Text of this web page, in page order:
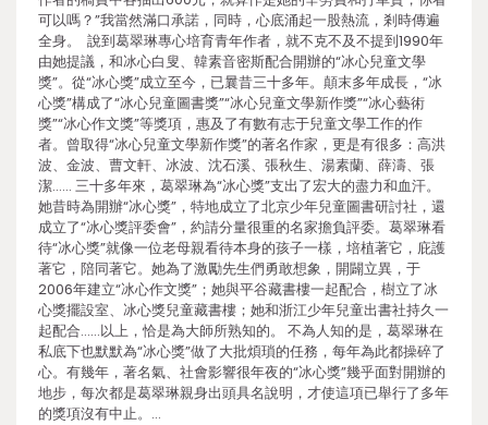
可以嗎？”我當然滿口承諾，同時，心底涌起一股熱流，剎時傳遍
全身。 說到葛翠琳專心培育青年作者，就不克不及不提到1990年
由她提議，和冰心白叟、韓素音密斯配合開辦的“冰心兒童文學
獎”。從“冰心獎”成立至今，已曩昔三十多年。顛末多年成長，“冰
心獎”構成了“冰心兒童圖書獎”“冰心兒童文學新作獎”“冰心藝術
獎”“冰心作文獎”等獎項，惠及了有數有志于兒童文學工作的作
者。曾取得“冰心兒童文學新作獎”的著名作家，更是有很多：高洪
波、金波、曹文軒、冰波、沈石溪、張秋生、湯素蘭、薛濤、張
潔…… 三十多年來，葛翠琳為“冰心獎”支出了宏大的盡力和血汗。
她昔時為開辦“冰心獎”，特地成立了北京少年兒童圖書研討社，還
成立了“冰心獎評委會”，約請分量很重的名家擔負評委。葛翠琳看
待“冰心獎”就像一位老母親看待本身的孩子一樣，培植著它，庇護
著它，陪同著它。她為了激勵先生們勇敢想象，開闢立異，于
2006年建立“冰心作文獎”；她與平谷藏書樓一起配合，樹立了冰
心獎擺設室、冰心獎兒童藏書樓；她和浙江少年兒童出書社持久一
起配合……以上，恰是為大師所熟知的。 不為人知的是，葛翠琳在
私底下也默默為“冰心獎”做了大批煩瑣的任務，每年為此都操碎了
心。有幾年，著名氣、社會影響很年夜的“冰心獎”幾乎面對開辦的
地步，每次都是葛翠琳親身出頭具名說明，才使這項已舉行了多年
的獎項沒有中止。…